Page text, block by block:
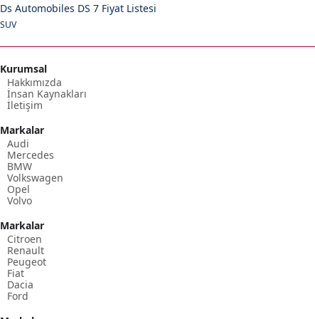
Ds Automobiles DS 7 Fiyat Listesi
SUV
Kurumsal
Hakkımızda
İnsan Kaynakları
İletişim
Markalar
Audi
Mercedes
BMW
Volkswagen
Opel
Volvo
Markalar
Citroen
Renault
Peugeot
Fiat
Dacia
Ford